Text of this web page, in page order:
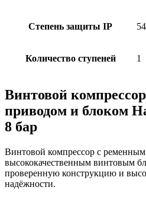
Степень защиты IP 54
Количество ступеней 1
Винтовой
приводом и блоком
8 бар
Винтовой компрессор с
высококачественным винтовым
проверенную конструкцию и
надёжности.